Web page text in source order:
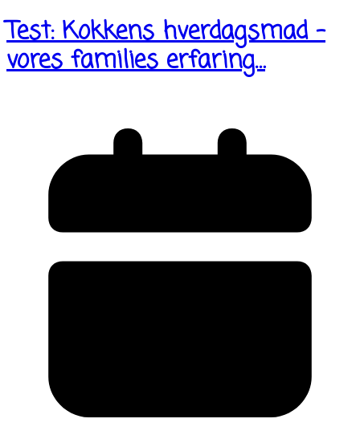
Test: Kokkens hverdagsmad –
vores families erfaring…